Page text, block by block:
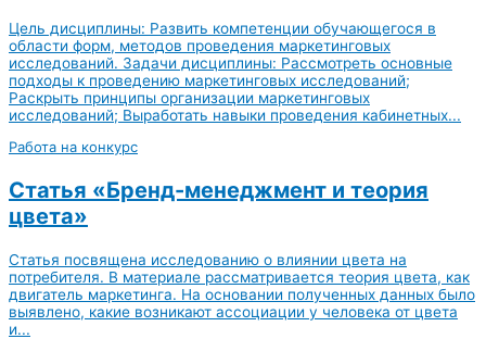
Цель дисциплины: Развить компетенции обучающегося в
области форм, методов проведения маркетинговых
исследований. Задачи дисциплины: Рассмотреть основные
подходы к проведению маркетинговых исследований;
Раскрыть принципы организации маркетинговых
исследований; Выработать навыки проведения кабинетных...
Работа на конкурс
Статья «Бренд-менеджмент и теория
цвета»
Статья посвящена исследованию о влиянии цвета на
потребителя. В материале рассматривается теория цвета, как
двигатель маркетинга. На основании полученных данных было
выявлено, какие возникают ассоциации у человека от цвета
и...